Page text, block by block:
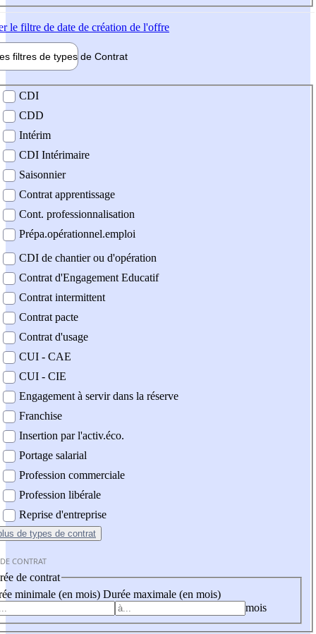
le filtre de date de création de l'offre
filtres de types de Contrat
contrat
CDI
CDD
Intérim
CDI Intérimaire
Saisonnier
Contrat apprentissage
Cont. professionnalisation
Prépa.opérationnel.emploi
CDI de chantier ou d'opération
Contrat d'Engagement Educatif
Contrat intermittent
Contrat pacte
Contrat d'usage
CUI - CAE
CUI - CIE
Engagement à servir dans la réserve
Franchise
Insertion par l'activ.éco.
Portage salarial
Profession commerciale
Profession libérale
Reprise d'entreprise
de types de contrat
CONTRAT
de contrat
minimale (en mois) Durée maximale (en mois)
mois